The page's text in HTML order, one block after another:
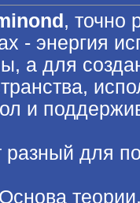
, точно
- энергия
а для
и
разный для